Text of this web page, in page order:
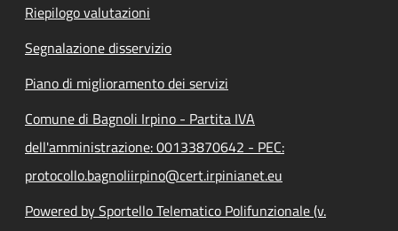
Riepilogo valutazioni
Segnalazione disservizio
Piano di miglioramento dei servizi
Comune di Bagnoli Irpino - Partita IVA
dell'amministrazione: 00133870642 - PEC:
protocollo.bagnoliirpino@cert.irpinianet.eu
Powered by Sportello Telematico Polifunzionale (v.